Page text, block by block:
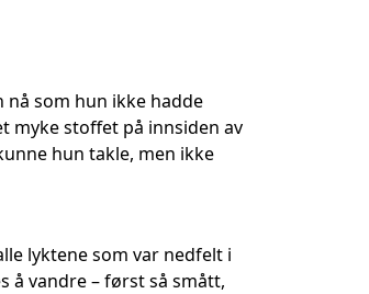
nå som hun ikke hadde
myke stoffet på innsiden av
hun takle, men ikke
lyktene som var nedfelt i
å vandre – først så smått,